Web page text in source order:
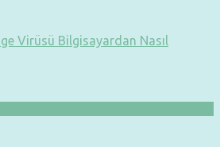
Virüsü Bilgisayardan Nasıl